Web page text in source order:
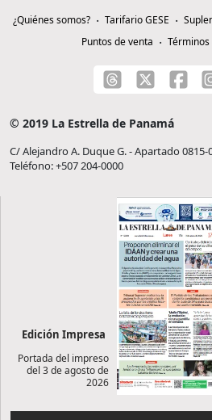
¿Quiénes somos? Tarifario GESE
Puntos de venta
© 2019 La Estrella de Panamá
C/ Alejandro A. Duque G. - Apartado 0815-
Teléfono: +507 204-0000
Edición Impresa
Portada del impreso
del 3 de agosto de
2026